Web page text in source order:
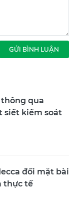
GỬI BÌNH LUẬN
qua
siết kiểm soát
đối mặt bài
thực tế